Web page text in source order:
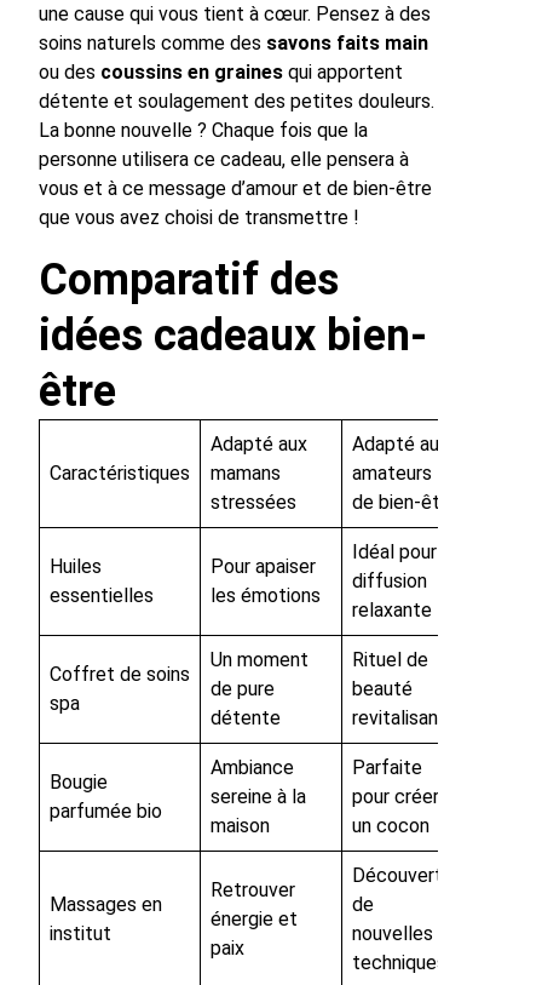
une cause qui vous tient à cœur. Pensez à des
soins naturels comme des savons faits main
ou des coussins en graines qui apportent
détente et soulagement des petites douleurs.
La bonne nouvelle ? Chaque fois que la
personne utilisera ce cadeau, elle pensera à
vous et à ce message d’amour et de bien-être
que vous avez choisi de transmettre !
Comparatif des
idées cadeaux bien-
être
Caractéristiques
Adapté aux
mamans
stressées
Adapté aux
amateurs
de bien-être
Huiles
essentielles
Pour apaiser
les émotions
Idéal pour
diffusion
relaxante
Coffret de soins
spa
Un moment
de pure
détente
Rituel de
beauté
revitalisant
Bougie
parfumée bio
Ambiance
sereine à la
maison
Parfaite
pour créer
un cocon
Massages en
institut
Retrouver
énergie et
paix
Découverte
de
nouvelles
techniques